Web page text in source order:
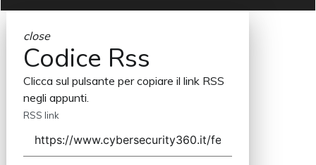
close
Codice Rss
Clicca sul pulsante per copiare il link RSS
negli appunti.
RSS link